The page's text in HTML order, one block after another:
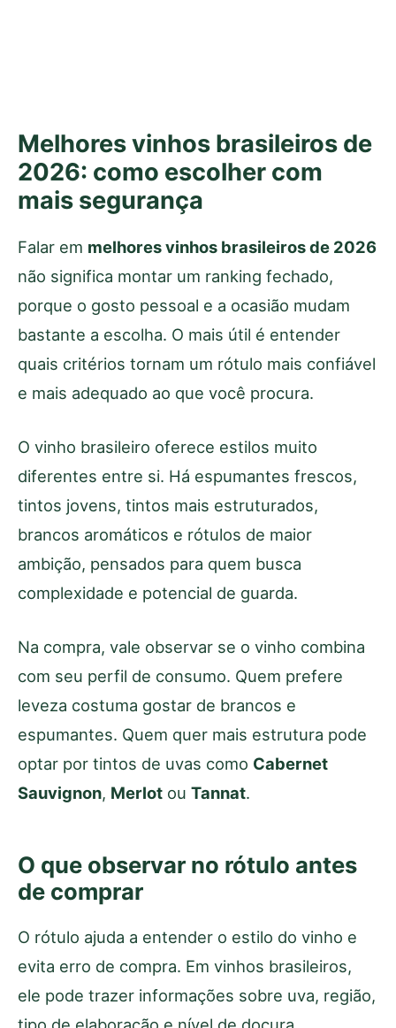
Melhores vinhos brasileiros de
2026: como escolher com
mais segurança
Falar em melhores vinhos brasileiros de 2026
não significa montar um ranking fechado,
porque o gosto pessoal e a ocasião mudam
bastante a escolha. O mais útil é entender
quais critérios tornam um rótulo mais confiável
e mais adequado ao que você procura.
O vinho brasileiro oferece estilos muito
diferentes entre si. Há espumantes frescos,
tintos jovens, tintos mais estruturados,
brancos aromáticos e rótulos de maior
ambição, pensados para quem busca
complexidade e potencial de guarda.
Na compra, vale observar se o vinho combina
com seu perfil de consumo. Quem prefere
leveza costuma gostar de brancos e
espumantes. Quem quer mais estrutura pode
optar por tintos de uvas como Cabernet
Sauvignon, Merlot ou Tannat.
O que observar no rótulo antes
de comprar
O rótulo ajuda a entender o estilo do vinho e
evita erro de compra. Em vinhos brasileiros,
ele pode trazer informações sobre uva, região,